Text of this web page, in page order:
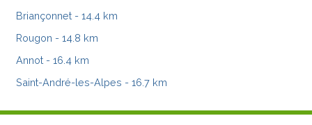
Briançonnet - 14.4 km
Rougon - 14.8 km
Annot - 16.4 km
Saint-André-les-Alpes - 16.7 km